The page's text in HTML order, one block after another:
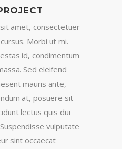
amet, consectetuer
Morbi ut mi.
id, condimentum
Sed eleifend
mauris ante,
at, posuere sit
lectus quis dui
vulputate
sint occaecat